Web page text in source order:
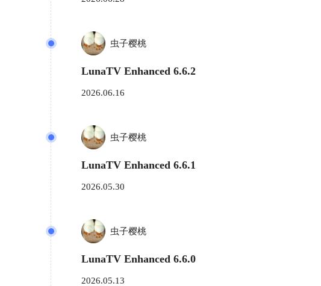
虫子樱桃
LunaTV Enhanced 6.6.2
2026.06.16
虫子樱桃
LunaTV Enhanced 6.6.1
2026.05.30
虫子樱桃
LunaTV Enhanced 6.6.0
2026.05.13